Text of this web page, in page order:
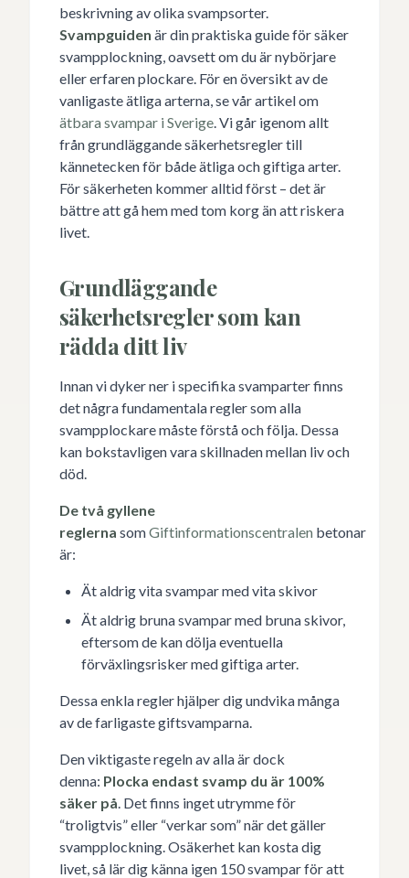
beskrivning av olika svampsorter.
Svampguiden är din praktiska guide för säker
svampplockning, oavsett om du är nybörjare
eller erfaren plockare. För en översikt av de
vanligaste ätliga arterna, se vår artikel om
ätbara svampar i Sverige. Vi går igenom allt
från grundläggande säkerhetsregler till
kännetecken för både ätliga och giftiga arter.
För säkerheten kommer alltid först – det är
bättre att gå hem med tom korg än att riskera
livet.
Grundläggande
säkerhetsregler som kan
rädda ditt liv
Innan vi dyker ner i specifika svamparter finns
det några fundamentala regler som alla
svampplockare måste förstå och följa. Dessa
kan bokstavligen vara skillnaden mellan liv och
död.
De två gyllene
reglerna somGiftinformationscentralen betonar
är:
Ät aldrig vita svampar med vita skivor
Ät aldrig bruna svampar med bruna skivor,
eftersom de kan dölja eventuella
förväxlingsrisker med giftiga arter.
Dessa enkla regler hjälper dig undvika många
av de farligaste giftsvamparna.
Den viktigaste regeln av alla är dock
denna: Plocka endast svamp du är 100%
säker på. Det finns inget utrymme för
“troligtvis” eller “verkar som” när det gäller
svampplockning. Osäkerhet kan kosta dig
livet, så lär dig känna igen 150 svampar för att